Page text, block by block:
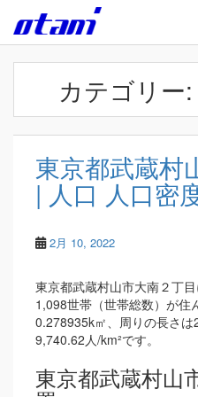
Skip to main content
カテゴリー:
東京都武蔵村
| 人口 人口密
2月 10, 2022
東京都武蔵村山市大南２丁
1,098世帯（世帯総数）が住
0.278935k㎡、周りの長さ
9,740.62人/km²です。
東京都武蔵村山